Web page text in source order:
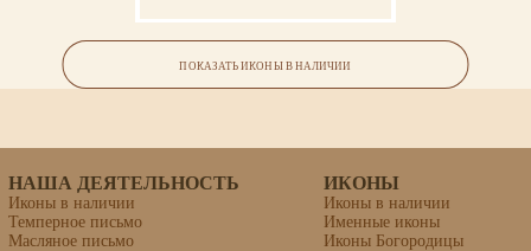
Икона «Емилиан Требийский,
епископ, святитель»
Материалы: липовая доска, левкас, темпера.
ПОКАЗАТЬ ИКОНЫ В НАЛИЧИИ
НАША ДЕЯТЕЛЬНОСТЬ
Иконы в наличии
Темперное письмо
Масляное письмо
ИКОНЫ
Иконы в наличии
Именные иконы
Иконы Богородицы